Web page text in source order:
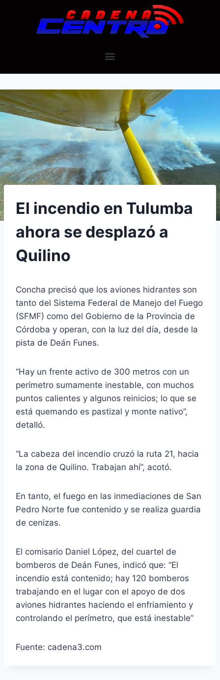
El incendio en Tulumba
ahora se desplazó a
Quilino
Concha precisó que los aviones hidrantes son
tanto del Sistema Federal de Manejo del Fuego
(SFMF) como del Gobierno de la Provincia de
Córdoba y operan, con la luz del día, desde la
pista de Deán Funes.
“Hay un frente activo de 300 metros con un
perímetro sumamente inestable, con muchos
puntos calientes y algunos reinicios; lo que se
está quemando es pastizal y monte nativo”,
detalló.
“La cabeza del incendio cruzó la ruta 21, hacia
la zona de Quilino. Trabajan ahí”, acotó.
En tanto, el fuego en las inmediaciones de San
Pedro Norte fue contenido y se realiza guardia
de cenizas.
El comisario Daniel López, del cuartel de
bomberos de Deán Funes, indicó que: “El
incendio está contenido; hay 120 bomberos
trabajando en el lugar con el apoyo de dos
aviones hidrantes haciendo el enfriamiento y
controlando el perímetro, que está inestable”
Fuente: cadena3.com